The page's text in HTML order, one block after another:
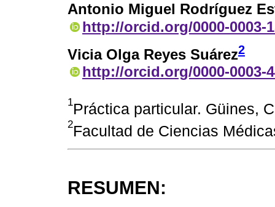
Antonio Miguel Rodríguez
http://orcid.org/0000-0003-
Vicia Olga Reyes Suárez2
http://orcid.org/0000-0003-
1Práctica particular. Güines,
2Facultad de Ciencias
RESUMEN: